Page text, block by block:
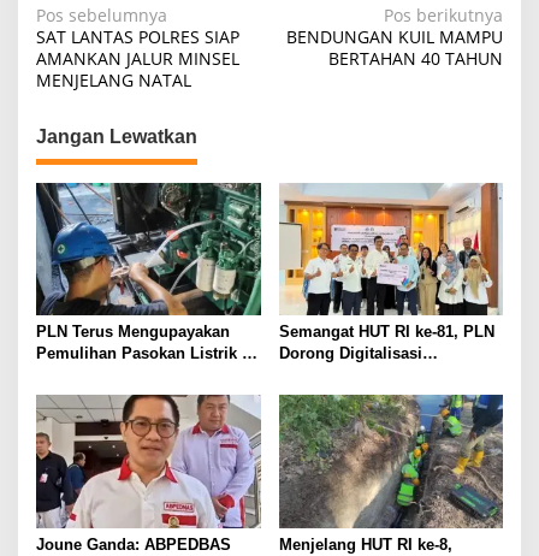
Navigasi
pos
Pos sebelumnya
SAT LANTAS POLRES SIAP
AMANKAN JALUR MINSEL
MENJELANG NATAL
Pos berikutnya
BENDUNGAN KUIL MAMPU
BERTAHAN 40 TAHUN
Jangan Lewatkan
PLN Terus Mengupayakan
Pemulihan Pasokan Listrik di
Semangat HUT RI ke-81, PLN
Dorong Digitalisasi
Palu Lewat Program TJSL
Joune Ganda: ABPEDBAS
Menjelang HUT RI ke-8,